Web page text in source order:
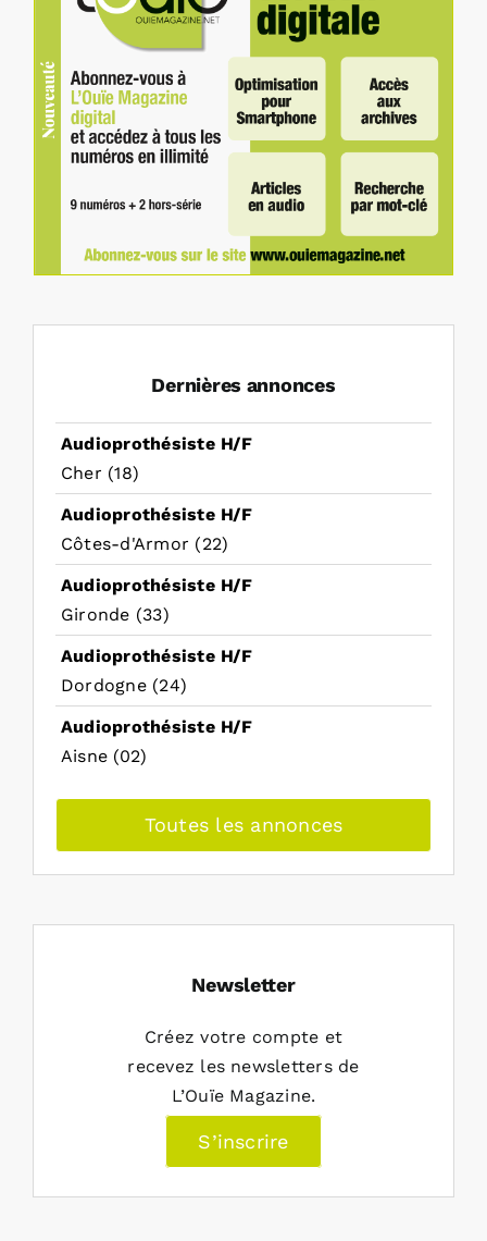
Dernières annonces
Audioprothésiste H/F
Cher (18)
Audioprothésiste H/F
Côtes-d'Armor (22)
Audioprothésiste H/F
Gironde (33)
Audioprothésiste H/F
Dordogne (24)
Audioprothésiste H/F
Aisne (02)
Toutes les annonces
Newsletter
Créez votre compte et
recevez les newsletters de
L’Ouïe Magazine.
S’inscrire